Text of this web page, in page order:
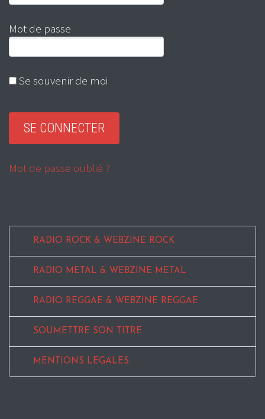
Mot de passe
Se souvenir de moi
Mot de passe oublié ?
RADIO ROCK & WEBZINE ROCK
RADIO METAL & WEBZINE METAL
RADIO REGGAE & WEBZINE REGGAE
SOUMETTRE SON TITRE
MENTIONS LEGALES